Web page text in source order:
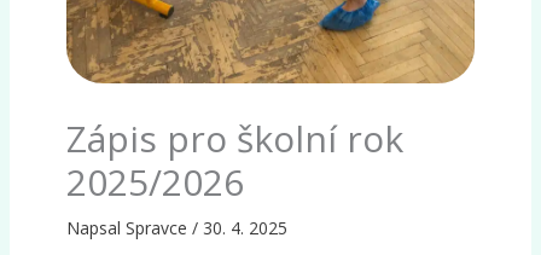
Zápis pro školní rok
2025/2026
Napsal Spravce / 30. 4. 2025